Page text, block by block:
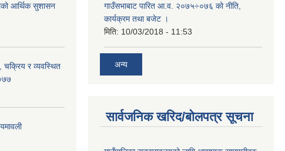
आर्थिक सुशासन
चक्रिय र व्यवस्थित
गाउँसभाबाट पारित आ.व. २०७५÷०७६ को नीति,
कार्यक्रम तथा बजेट ।
मिति: 10/03/2018 - 11:53
अन्य
सार्वजनिक खरिद/बोलपत्र सूचना